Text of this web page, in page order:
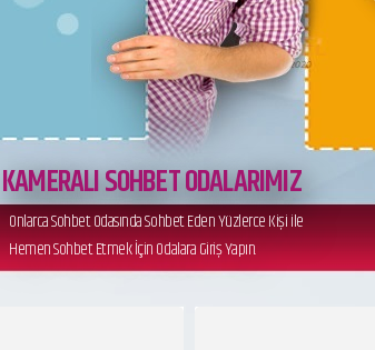
KAMERALI SOHBET ODALARIMIZ
Onlarca Sohbet Odasında Sohbet Eden Yüzlerce Kişi ile
Hemen Sohbet Etmek İçin Odalara Giriş Yapın.